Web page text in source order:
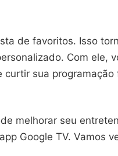
de favoritos. Isso
Com ele,
sua programação
melhorar seu
Google TV. Vamos